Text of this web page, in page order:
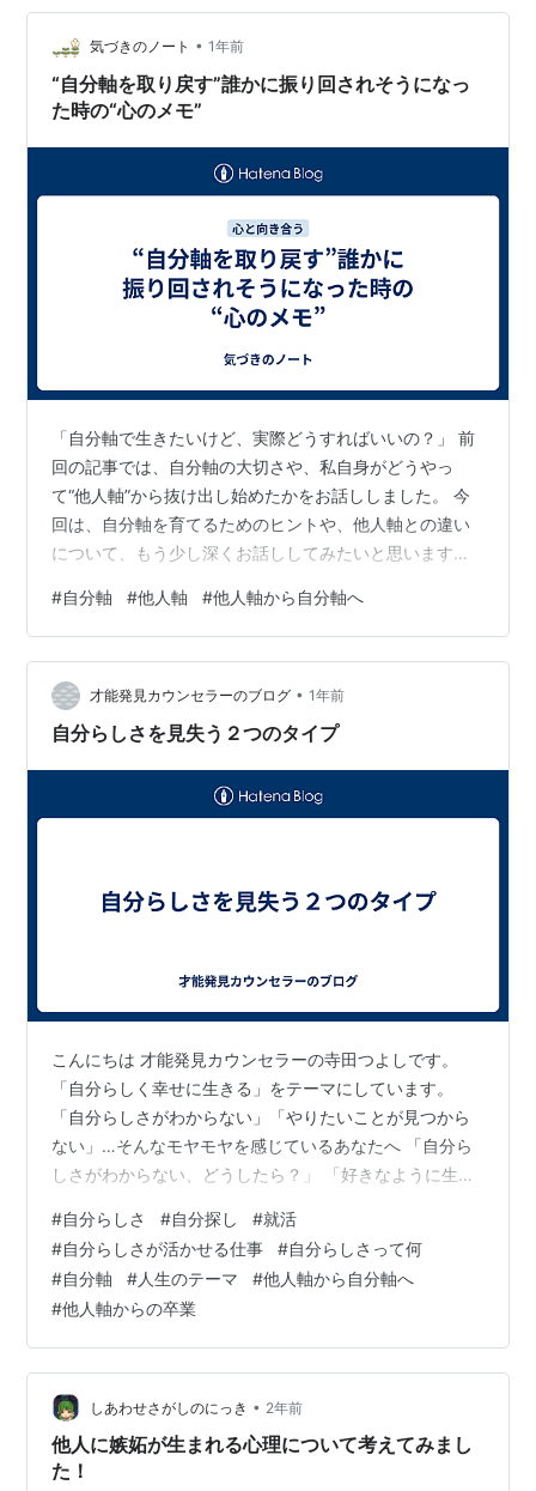
どこか“自分のものじゃなくなる”感覚に陥ります。 承認
欲求は悪じゃない。でも“支配される”と苦しい まず大前
提として、承認欲求は悪いも…
気づきのノート • 1年前
“自分軸を取り戻す”誰かに振り回されそうになっ
た時の“心のメモ”
「自分軸で生きたいけど、実際どうすればいいの？」 前
回の記事では、自分軸の大切さや、私自身がどうやっ
て“他人軸”から抜け出し始めたかをお話ししました。 今
回は、自分軸を育てるためのヒントや、他人軸との違い
について、もう少し深くお話ししてみたいと思います。
敏感 「何が嬉しいのか」「何が嫌だったのか」に気づけ
る感度が高いです。 モヤモヤを放置せず、「なぜモヤモ
ヤしたんだろう？」と立ち止まる習慣があります。 ・他
人の評価より、自分の納得感を重視 「どう思われるか」
より「私は納得できているか？」を基準に選びます。 も
#自分軸 #他人軸 #他人軸から自分軸へ
才能発見カウンセラーのブログ • 1年前
自分らしさを見失う２つのタイプ
こんにちは 才能発見カウンセラーの寺田つよしです。
「自分らしく幸せに生きる」をテーマにしています。
「自分らしさがわからない」「やりたいことが見つから
ない」…そんなモヤモヤを感じているあなたへ 「自分ら
しさがわからない、どうしたら？」 「好きなように生き
くわからないって人も多いんじゃないかと思うのです。
そのような人たちは大きく分けて2つのタイプがありま
す。 一つ目のタイプは「他人軸で生きてきたタイプ」で
す。 幼い頃は、親に愛されるために良い子を演じようと
し、大人になってからは社会の期待に応える為に優秀な
人間になろうと頑張ったり。 あなたにも経…
#自分らしさ #自分探し #就活
#自分らしさが活かせる仕事 #自分らしさって何
#自分軸 #人生のテーマ #他人軸から自分軸へ
#他人軸からの卒業
しあわせさがしのにっき • 2年前
他人に嫉妬が生まれる心理について考えてみまし
た！